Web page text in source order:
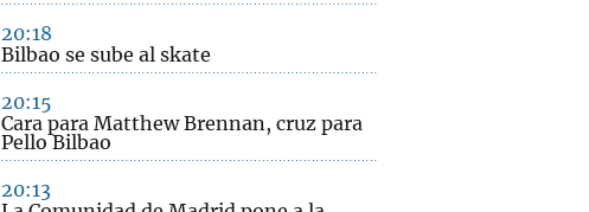
20:18
Bilbao se sube al skate
20:15
Cara para Matthew Brennan, cruz para
Pello Bilbao
20:13